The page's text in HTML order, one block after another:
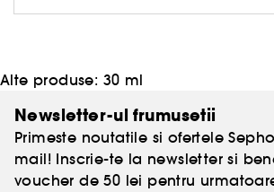
Alte produse: 30 ml
Newsletter-ul frumusetii
Primeste noutatile si ofertele
mail! Inscrie-te la newsletter si
voucher de 50 lei pentru